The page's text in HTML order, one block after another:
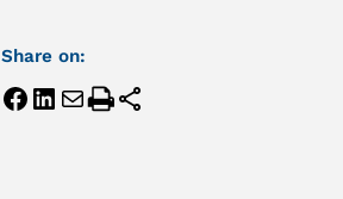
Share on: